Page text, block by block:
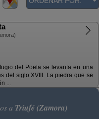
del Poeta se levanta en una
del siglo XVIII. La piedra que se
...
a Triufé (Zamora)